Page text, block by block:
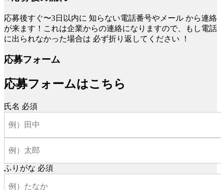
応募後すぐ〜3日以内に 知らない電話番号やメール から連絡
が来ます！これは企業からの連絡になりますので、もし電話
に出られなかった場合は 必ず折り返してください ！
応募フォーム
応募フォームはこちら
氏名 必須
ふりがな 必須